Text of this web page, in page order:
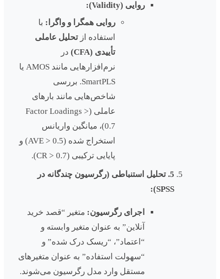
روایی (Validity):
روایی همگرا و واگرا: با
استفاده از تحلیل عاملی
تأییدی (CFA)
در
نرم‌افزارهایی مانند AMOS یا
SmartPLS. بررسی
شاخص‌هایی مانند بارهای
عاملی (Factor Loadings >
0.7)، میانگین واریانس
استخراج شده (AVE > 0.5) و
پایایی ترکیبی (CR > 0.7).
5. تحلیل استنباطی (رگرسیون چندگانه در
SPSS):
اجرای رگرسیون: متغیر “قصد خرید
آنلاین” به عنوان متغیر وابسته و
“اعتماد”، “ریسک درک شده” و
“سهولت استفاده” به عنوان متغیرهای
مستقل وارد مدل رگرسیون می‌شوند.